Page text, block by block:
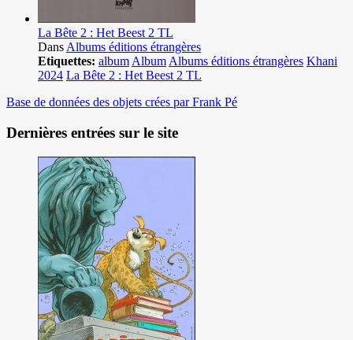
La Bête 2 : Het Beest 2 TL
Dans Albums éditions étrangères
Etiquettes: album Album Albums éditions étrangères Khani
2024 La Bête 2 : Het Beest 2 TL
Base de données des objets crées par Frank Pé
Dernières entrées sur le site